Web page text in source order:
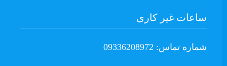
ساعات غیر کاری
شماره تماس: 09336208972